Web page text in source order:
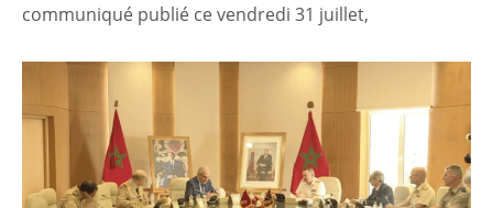
communiqué publié ce vendredi 31 juillet,